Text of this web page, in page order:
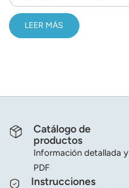
LEER MÁS
Catálogo de
productos
Información detallada y
PDF
Instrucciones